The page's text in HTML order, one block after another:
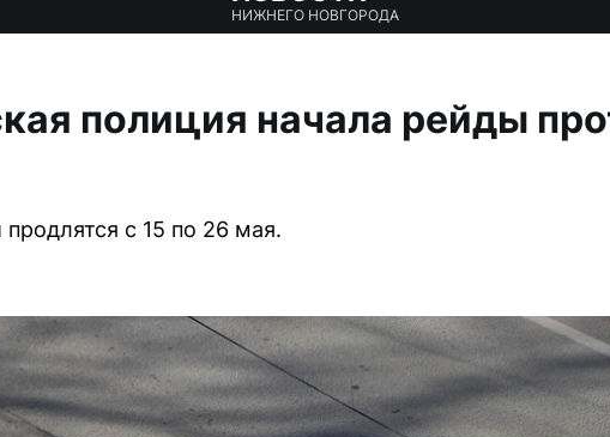
НИЖНЕГО НОВГОРОДА
полиция начала рейды
с 15 по 26 мая.